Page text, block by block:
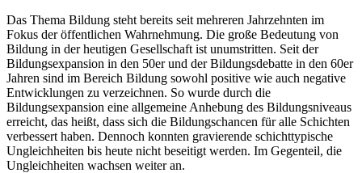
Das Thema Bildung steht bereits seit mehreren Jahrzehnten im
Fokus der öffentlichen Wahrnehmung. Die große Bedeutung von
Bildung in der heutigen Gesellschaft ist unumstritten. Seit der
Bildungsexpansion in den 50er und der Bildungsdebatte in den 60er
Jahren sind im Bereich Bildung sowohl positive wie auch negative
Entwicklungen zu verzeichnen. So wurde durch die
Bildungsexpansion eine allgemeine Anhebung des Bildungsniveaus
erreicht, das heißt, dass sich die Bildungschancen für alle Schichten
verbessert haben. Dennoch konnten gravierende schichttypische
Ungleichheiten bis heute nicht beseitigt werden. Im Gegenteil, die
Ungleichheiten wachsen weiter an.